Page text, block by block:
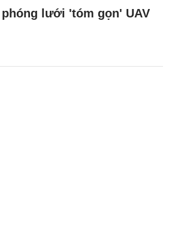
phóng lưới 'tóm gọn' UAV